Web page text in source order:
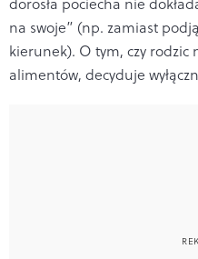
na swoje” (np. zamiast
kierunek). O tym, czy rodzic
alimentów, decyduje